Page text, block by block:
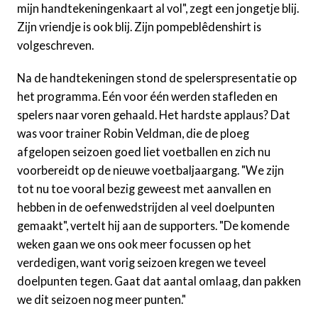
mijn handtekeningenkaart al vol", zegt een jongetje blij.
Zijn vriendje is ook blij. Zijn pompeblêdenshirt is
volgeschreven.
Na de handtekeningen stond de spelerspresentatie op
het programma. Eén voor één werden stafleden en
spelers naar voren gehaald. Het hardste applaus? Dat
was voor trainer Robin Veldman, die de ploeg
afgelopen seizoen goed liet voetballen en zich nu
voorbereidt op de nieuwe voetbaljaargang. "We zijn
tot nu toe vooral bezig geweest met aanvallen en
hebben in de oefenwedstrijden al veel doelpunten
gemaakt", vertelt hij aan de supporters. "De komende
weken gaan we ons ook meer focussen op het
verdedigen, want vorig seizoen kregen we teveel
doelpunten tegen. Gaat dat aantal omlaag, dan pakken
we dit seizoen nog meer punten."